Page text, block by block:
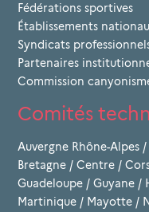
Fédérations sportives
Établissements
Syndicats
Partenaires
Commission
Comités
Auvergne Rhône-Alpes /
Bretagne / Centre /
Guadeloupe / Guyane /
Martinique / Mayotte /